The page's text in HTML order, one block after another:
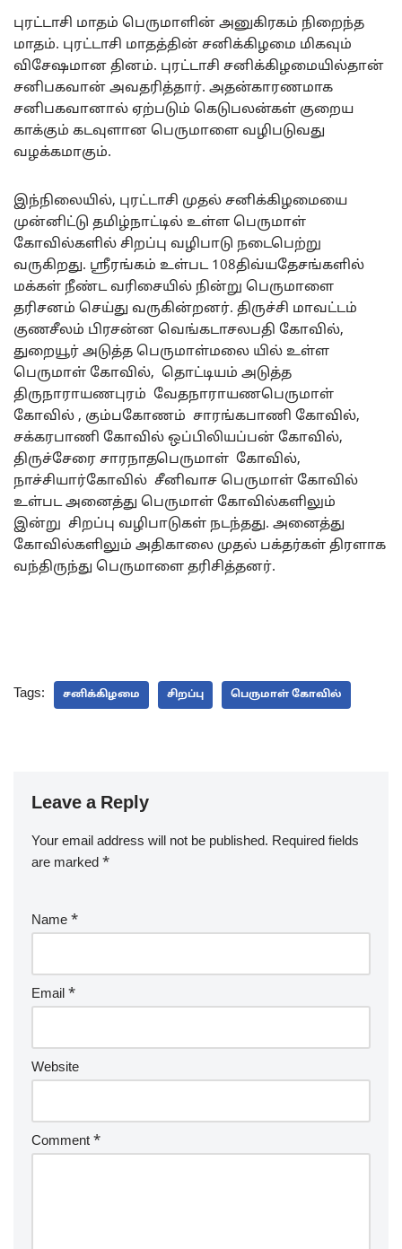
புரட்டாசி மாதம் பெருமாளின் அனுகிரகம் நிறைந்த
மாதம். புரட்டாசி மாதத்தின் சனிக்கிழமை மிகவும்
விசேஷமான தினம். புரட்டாசி சனிக்கிழமையில்தான்
சனிபகவான் அவதரித்தார். அதன்காரணமாக
சனிபகவானால் ஏற்படும் கெடுபலன்கள் குறைய
காக்கும் கடவுளான பெருமாளை வழிபடுவது
வழக்கமாகும்.
இந்நிலையில், புரட்டாசி முதல் சனிக்கிழமையை
முன்னிட்டு தமிழ்நாட்டில் உள்ள பெருமாள்
கோவில்களில் சிறப்பு வழிபாடு நடைபெற்று
வருகிறது. ஸ்ரீரங்கம் உள்பட 108திவ்யதேசங்களில்
மக்கள் நீண்ட வரிசையில் நின்று பெருமாளை
தரிசனம் செய்து வருகின்றனர். திருச்சி மாவட்டம்
குணசீலம் பிரசன்ன வெங்கடாசலபதி கோவில்,
துறையூர் அடுத்த பெருமாள்மலை யில் உள்ள
பெருமாள் கோவில், தொட்டியம் அடுத்த
திருநாராயணபுரம் வேதநாராயணபெருமாள்
கோவில் , கும்பகோணம் சாரங்கபாணி கோவில்,
சக்கரபாணி கோவில் ஒப்பிலியப்பன் கோவில்,
திருச்சேரை சாரநாதபெருமாள் கோவில்,
நாச்சியார்கோவில் சீனிவாச பெருமாள் கோவில்
உள்பட அனைத்து பெருமாள் கோவில்களிலும்
இன்று சிறப்பு வழிபாடுகள் நடந்தது. அனைத்து
கோவில்களிலும் அதிகாலை முதல் பக்தர்கள் திரளாக
வந்திருந்து பெருமாளை தரிசித்தனர்.
Tags: சனிக்கிழமை சிறப்பு பெருமாள் கோவில்
Leave a Reply
Your email address will not be published. Required fields
are marked *
Name *
Email *
Website
Comment *